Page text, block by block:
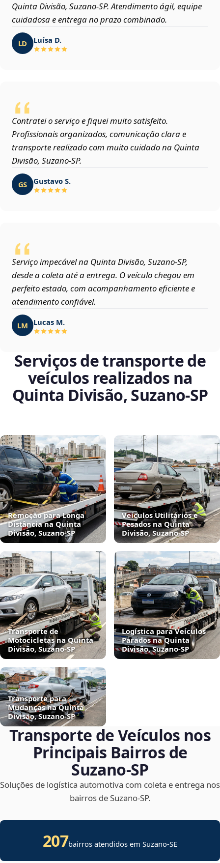
Quinta Divisão, Suzano‑SP. Atendimento ágil, equipe
cuidadosa e entrega no prazo combinado.
LD Luísa D.
Contratei o serviço e fiquei muito satisfeito.
Profissionais organizados, comunicação clara e
transporte realizado com muito cuidado na Quinta
Divisão, Suzano‑SP.
GS Gustavo S.
Serviço impecável na Quinta Divisão, Suzano‑SP,
desde a coleta até a entrega. O veículo chegou em
perfeito estado, com acompanhamento eficiente e
atendimento confiável.
LM Lucas M.
Serviços de transporte de
veículos realizados na
Quinta Divisão, Suzano‑SP
Remoção para Longa
Distância na Quinta
Divisão, Suzano‑SP
Veículos Utilitários e
Pesados na Quinta
Divisão, Suzano‑SP
Transporte de
Motocicletas na Quinta
Divisão, Suzano‑SP
Logística para Veículos
Parados na Quinta
Divisão, Suzano‑SP
Transporte para
Mudanças na Quinta
Divisão, Suzano‑SP
Transporte de Veículos nos
Principais Bairros de
Suzano‑SP
Soluções de logística automotiva com coleta e entrega nos
bairros de Suzano‑SP.
207bairros atendidos emSuzano-SE